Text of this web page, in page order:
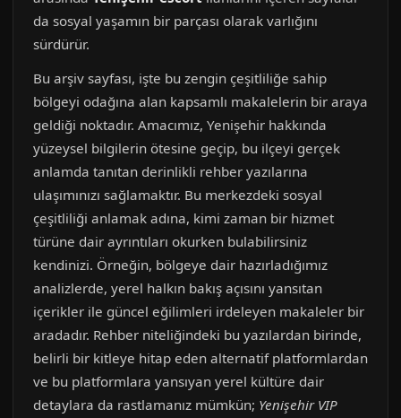
da sosyal yaşamın bir parçası olarak varlığını
sürdürür.
Bu arşiv sayfası, işte bu zengin çeşitliliğe sahip
bölgeyi odağına alan kapsamlı makalelerin bir araya
geldiği noktadır. Amacımız, Yenişehir hakkında
yüzeysel bilgilerin ötesine geçip, bu ilçeyi gerçek
anlamda tanıtan derinlikli rehber yazılarına
ulaşımınızı sağlamaktır. Bu merkezdeki sosyal
çeşitliliği anlamak adına, kimi zaman bir hizmet
türüne dair ayrıntıları okurken bulabilirsiniz
kendinizi. Örneğin, bölgeye dair hazırladığımız
analizlerde, yerel halkın bakış açısını yansıtan
içerikler ile güncel eğilimleri irdeleyen makaleler bir
aradadır. Rehber niteliğindeki bu yazılardan birinde,
belirli bir kitleye hitap eden alternatif platformlardan
ve bu platformlara yansıyan yerel kültüre dair
detaylara da rastlamanız mümkün; Yenişehir VIP